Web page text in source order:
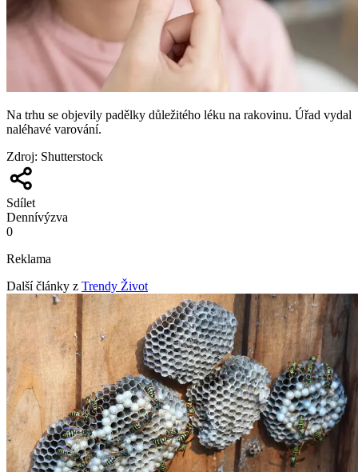
Na trhu se objevily padělky důležitého léku na rakovinu. Úřad vydal
naléhavé varování.
Zdroj: Shutterstock
Sdílet
Dennívýzva
0
Reklama
Další články z Trendy Život